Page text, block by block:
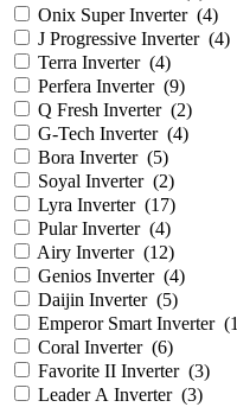
Onix Super Inverter (4)
J Progressive Inverter (4)
Terra Inverter (4)
Perfera Inverter (9)
Q Fresh Inverter (2)
G-Tech Inverter (4)
Bora Inverter (5)
Soyal Inverter (2)
Lyra Inverter (17)
Pular Inverter (4)
Airy Inverter (12)
Genios Inverter (4)
Daijin Inverter (5)
Emperor Smart Inverter (1
Coral Inverter (6)
Favorite II Inverter (3)
Leader А Inverter (3)